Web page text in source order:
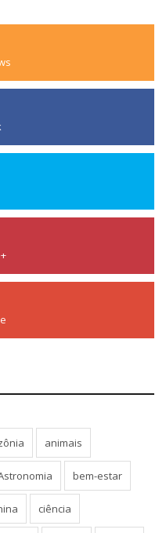
animais
bem-estar
ciência